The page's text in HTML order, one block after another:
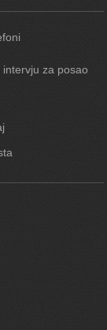
intervju za posao